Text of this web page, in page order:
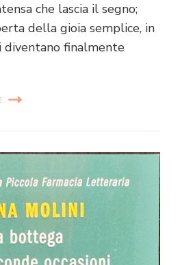
che lascia il segno;
della gioia semplice, in
diventano finalmente